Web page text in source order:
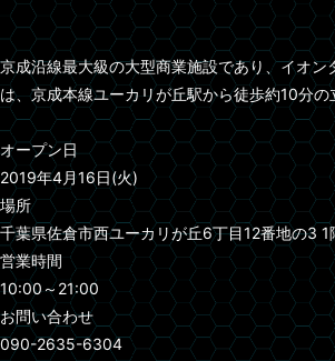
京成沿線最大級の大型商業施設であり、イオ
は、京成本線ユーカリが丘駅から徒歩約10分
オープン日
2019年4月16日(火)
場所
千葉県佐倉市西ユーカリが丘6丁目12番地の3
営業時間
10:00～21:00
お問い合わせ
090-2635-6304